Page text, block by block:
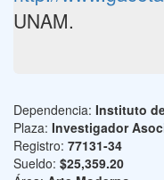
UNAM.
Dependencia: Instituto
Plaza: Investigador
Registro: 77131-34
Sueldo: $25,359.20